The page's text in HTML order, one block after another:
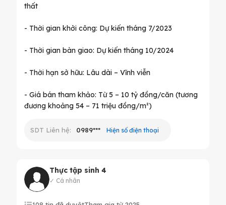
thất
- Thời gian khởi công: Dự kiến tháng 7/2023
- Thời gian bàn giao: Dự kiến tháng 10/2024
- Thời hạn sở hữu: Lâu dài – Vĩnh viễn
- Giá bán tham khảo: Từ 5 – 10 tỷ đồng/căn (tương
SDT Liên hệ: 0989*** Hiện số điện thoại
Thực tập sinh 4
✓ Cá nhân